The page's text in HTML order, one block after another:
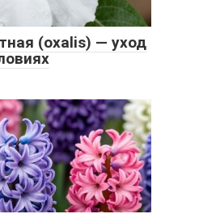
(oxalis) — уход